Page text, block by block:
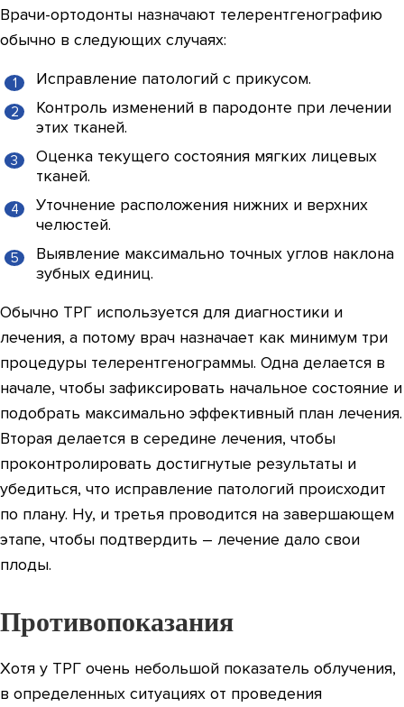
Врачи-ортодонты назначают телерентгенографию
обычно в следующих случаях:
Исправление патологий с прикусом.
Контроль изменений в пародонте при лечении
этих тканей.
Оценка текущего состояния мягких лицевых
тканей.
Уточнение расположения нижних и верхних
челюстей.
Выявление максимально точных углов наклона
зубных единиц.
Обычно ТРГ используется для диагностики и
лечения, а потому врач назначает как минимум три
процедуры телерентгенограммы. Одна делается в
начале, чтобы зафиксировать начальное состояние и
подобрать максимально эффективный план лечения.
Вторая делается в середине лечения, чтобы
проконтролировать достигнутые результаты и
убедиться, что исправление патологий происходит
по плану. Ну, и третья проводится на завершающем
этапе, чтобы подтвердить – лечение дало свои
плоды.
Противопоказания
Хотя у ТРГ очень небольшой показатель облучения,
в определенных ситуациях от проведения